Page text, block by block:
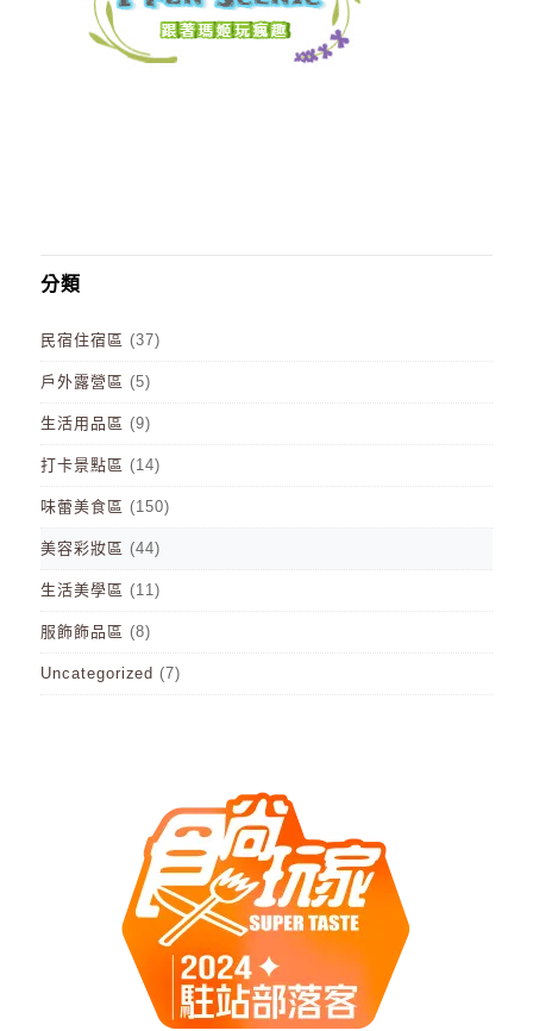
分類
民宿住宿區 (37)
戶外露營區 (5)
生活用品區 (9)
打卡景點區 (14)
味蕾美食區 (150)
美容彩妝區 (44)
生活美學區 (11)
服飾飾品區 (8)
Uncategorized (7)